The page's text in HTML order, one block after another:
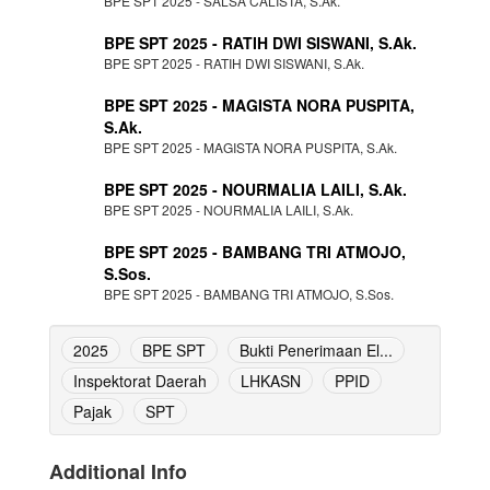
BPE SPT 2025 - RATIH DWI SISWANI, S.Ak.
BPE SPT 2025 - RATIH DWI SISWANI, S.Ak.
BPE SPT 2025 - MAGISTA NORA PUSPITA,
S.Ak.
BPE SPT 2025 - MAGISTA NORA PUSPITA, S.Ak.
BPE SPT 2025 - NOURMALIA LAILI, S.Ak.
BPE SPT 2025 - NOURMALIA LAILI, S.Ak.
BPE SPT 2025 - BAMBANG TRI ATMOJO,
S.Sos.
BPE SPT 2025 - BAMBANG TRI ATMOJO, S.Sos.
2025 BPE SPT
Bukti Penerimaan El...
Inspektorat Daerah
LHKASN
PPID
Pajak
SPT
Additional Info